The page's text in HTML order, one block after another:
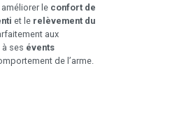
le confort de
et le relèvement du
aux
à ses évents
de l’arme.